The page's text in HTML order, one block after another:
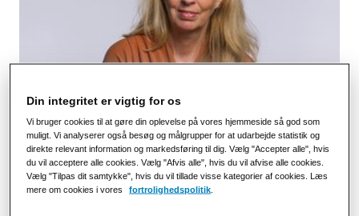
Kontaktinformation
+45 51 20 09 22
lise.boelsmand@stralfors.dk
Kontor
København
Din integritet er vigtig for os
Vi bruger cookies til at gøre din oplevelse på vores hjemmeside så god som
muligt. Vi analyserer også besøg og målgrupper for at udarbejde statistik og
direkte relevant information og markedsføring til dig. Vælg "Accepter alle", hvis
du vil acceptere alle cookies. Vælg "Afvis alle", hvis du vil afvise alle cookies.
Vælg "Tilpas dit samtykke", hvis du vil tillade visse kategorier af cookies. Læs
mere om cookies i vores
fortrolighedspolitik